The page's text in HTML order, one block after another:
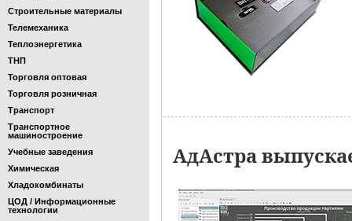
Строительные материалы
Телемеханика
Теплоэнергетика
ТНП
Торговля оптовая
Торговля розничная
Транспорт
Транспортное
машиностроение
Учебные заведения
Химическая
Хладокомбинаты
ЦОД / Информационные
технологии
АдАстра